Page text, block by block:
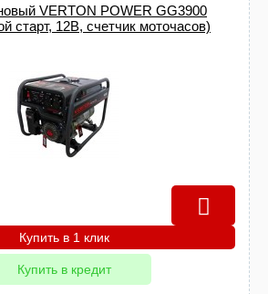
VERTON POWER GG3900
старт, 12В, счетчик моточасов)
Купить в 1 клик
Купить в кредит